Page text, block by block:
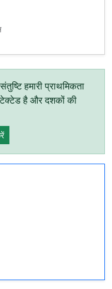
हमारी प्राथमिकता
है और दशकों की